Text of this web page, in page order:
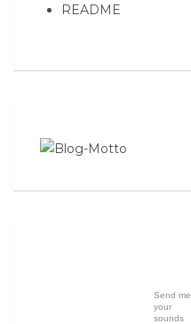
README
Send me
your
sounds